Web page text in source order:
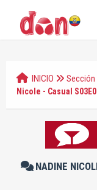
INICIO
Nicole - Casual
NADINE